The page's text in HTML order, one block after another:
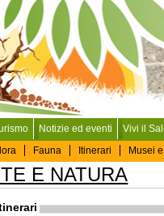
Fauna Itinerari Musei
Notizie ed eventi Vivi il
E NATURA